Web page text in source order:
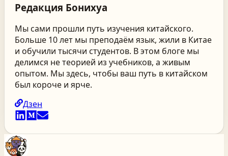
Редакция Бонихуа
Мы сами прошли путь изучения китайского.
Больше 10 лет мы преподаём язык, жили в Китае
и обучили тысячи студентов. В этом блоге мы
делимся не теорией из учебников, а живым
опытом. Мы здесь, чтобы ваш путь в китайском
был короче и ярче.
Дзен